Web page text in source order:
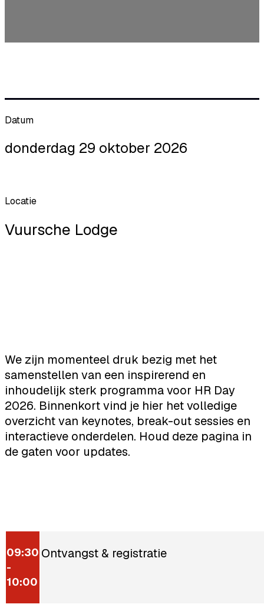
Datum
donderdag 29 oktober 2026
Locatie
Vuursche Lodge
We zijn momenteel druk bezig met het
samenstellen van een inspirerend en
inhoudelijk sterk programma voor HR Day
2026. Binnenkort vind je hier het volledige
overzicht van keynotes, break-out sessies en
interactieve onderdelen. Houd deze pagina in
de gaten voor updates.
09:30
-
10:00
Ontvangst & registratie